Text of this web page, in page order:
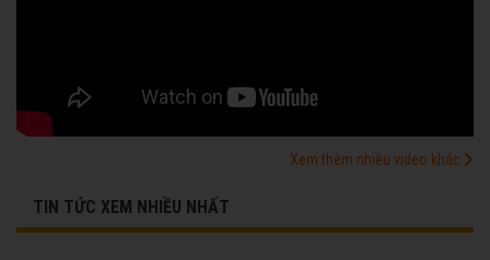
Xem thêm nhiều video khác
TIN TỨC XEM NHIỀU NHẤT